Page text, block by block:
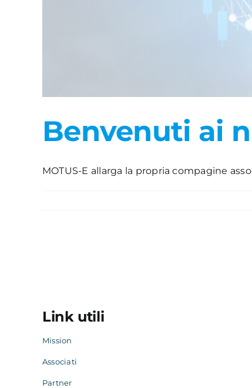
Benvenuti ai
MOTUS-E allarga la propria compagine
Link utili
Mission
Associati
Partner